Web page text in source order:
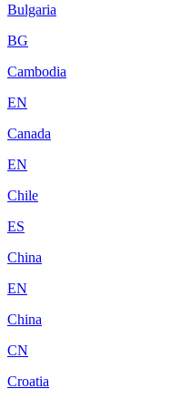
Bulgaria
BG
Cambodia
EN
Canada
EN
Chile
ES
China
EN
China
CN
Croatia